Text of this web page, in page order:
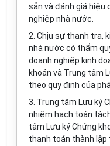
sản và đánh giá hiệu
nghiệp nhà nước.
2. Chịu sự thanh tra,
nhà nước có thẩm
doanh nghiệp kinh
khoán và Trung tâm
theo quy định của
3. Trung tâm Lưu ký
nhiệm hạch toán
tâm Lưu ký Chứng
thanh toán thành lập